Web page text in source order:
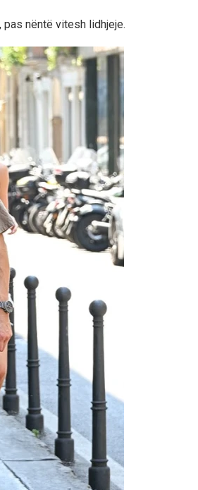
nëntë vitesh lidhjeje.